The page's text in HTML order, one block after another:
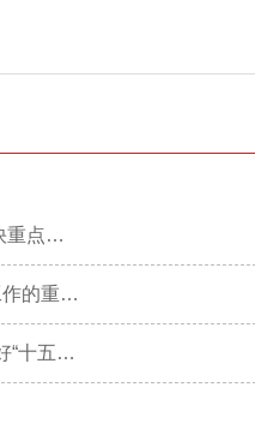
刘玉杰在临泉县调研时强调 把抓好党建为民造福作为最大政绩 全力抓好秋收秋种加快重点项目建设
市委理论学习中心组举行学习扩大会议 深入学习习近平总书记关于加强和改进民族工作的重要思想
刘玉杰在市委市政府专题会议上强调 锚定建设“三地一区”“十个区域性强市” 高质量做好“十五五”规划编制工作